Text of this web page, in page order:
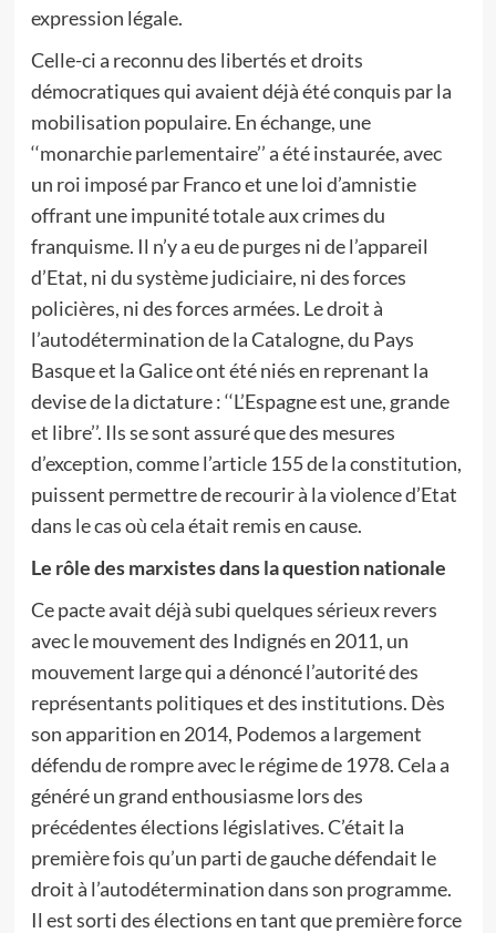
expression légale.
Celle-ci a reconnu des libertés et droits
démocratiques qui avaient déjà été conquis par la
mobilisation populaire. En échange, une
‘‘monarchie parlementaire’’ a été instaurée, avec
un roi imposé par Franco et une loi d’amnistie
offrant une impunité totale aux crimes du
franquisme. Il n’y a eu de purges ni de l’appareil
d’Etat, ni du système judiciaire, ni des forces
policières, ni des forces armées. Le droit à
l’autodétermination de la Catalogne, du Pays
Basque et la Galice ont été niés en reprenant la
devise de la dictature : ‘‘L’Espagne est une, grande
et libre’’. Ils se sont assuré que des mesures
d’exception, comme l’article 155 de la constitution,
puissent permettre de recourir à la violence d’Etat
dans le cas où cela était remis en cause.
Le rôle des marxistes dans la question nationale
Ce pacte avait déjà subi quelques sérieux revers
avec le mouvement des Indignés en 2011, un
mouvement large qui a dénoncé l’autorité des
représentants politiques et des institutions. Dès
son apparition en 2014, Podemos a largement
défendu de rompre avec le régime de 1978. Cela a
généré un grand enthousiasme lors des
précédentes élections législatives. C’était la
première fois qu’un parti de gauche défendait le
droit à l’autodétermination dans son programme.
Il est sorti des élections en tant que première force